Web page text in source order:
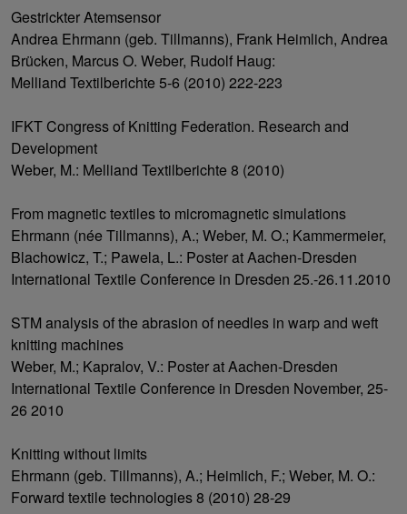
Gestrickter Atemsensor
Andrea Ehrmann (geb. Tillmanns), Frank Heimlich, Andrea
Brücken, Marcus O. Weber, Rudolf Haug:
Melliand Textilberichte 5-6 (2010) 222-223
IFKT Congress of Knitting Federation. Research and
Development
Weber, M.: Melliand Textilberichte 8 (2010)
From magnetic textiles to micromagnetic simulations
Ehrmann (née Tillmanns), A.; Weber, M. O.; Kammermeier,
Blachowicz, T.; Pawela, L.: Poster at Aachen-Dresden
International Textile Conference in Dresden 25.-26.11.2010
STM analysis of the abrasion of needles in warp and weft
knitting machines
Weber, M.; Kapralov, V.: Poster at Aachen-Dresden
International Textile Conference in Dresden November, 25-
26 2010
Knitting without limits
Ehrmann (geb. Tillmanns), A.; Heimlich, F.; Weber, M. O.:
Forward textile technologies 8 (2010) 28-29